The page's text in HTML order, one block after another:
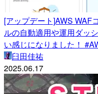
[アップデート]AWS WAF
ルの自動適用や運用ダッ
い感じになりました！
臼田佳祐
2025.06.17